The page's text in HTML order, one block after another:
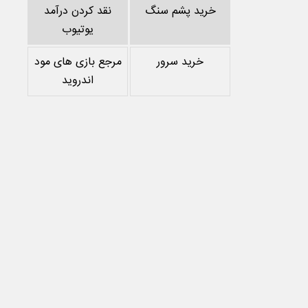
خرید پشم سنگ
نقد کردن درآمد
یوتیوب
خرید سرور
مرجع بازی های مود
اندروید